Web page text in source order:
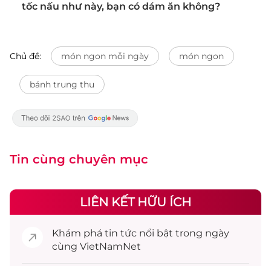
tốc nấu như này, bạn có dám ăn không?
Chủ đề: món ngon mỗi ngày món ngon
bánh trung thu
Tin cùng chuyên mục
LIÊN KẾT HỮU ÍCH
Khám phá tin tức nổi bật trong ngày
cùng VietNamNet